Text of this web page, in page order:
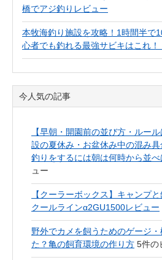
橋でアジ釣りレビュー
本牧海釣り施設を攻略！1時間半で
心者でも釣れる最強サビキはこれ！
今人気の記事
【早朝・開園前の並び方・ルー
設の夏休み・お盆休み中の混み
釣りをするには朝は何時から並べ
ュー
【クーラーボックス】キャンプ
クールラインα2GU1500レビュー
野外でカメを飼うためのゲージ
た？亀の飼育環境の作り方 5件の